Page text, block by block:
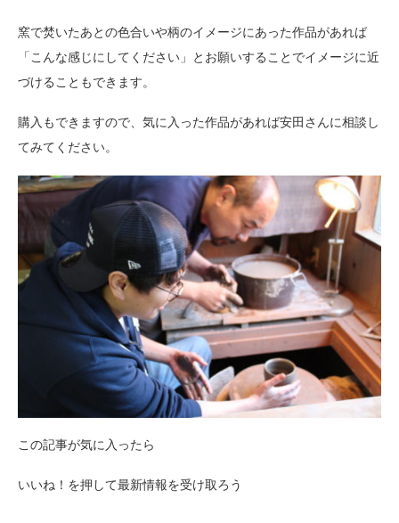
窯で焚いたあとの色合いや柄のイメージにあった作品があれば
「こんな感じにしてください」とお願いすることでイメージに近
づけることもできます。
購入もできますので、気に入った作品があれば安田さんに相談し
てみてください。
この記事が気に入ったら
いいね！を押して最新情報を受け取ろう